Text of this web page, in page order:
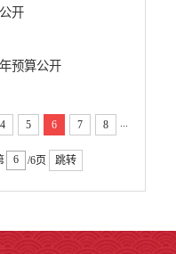
开
预算公开
4 5 6 7 8 ...
/6页 跳转